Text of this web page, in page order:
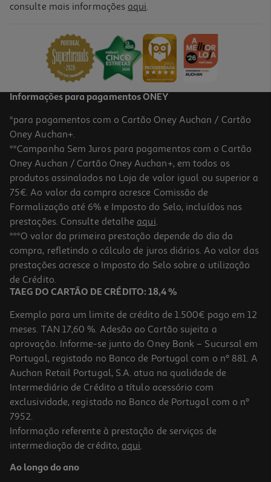
consulte mais informações aqui.
Informações para pagamentos ONEY
*para pagamentos com o Cartão Oney Auchan / Cartão
Oney Auchan+.
**Campanha Sem Juros para pagamentos com o Cartão
Oney Auchan / Cartão Oney Auchan+, em todos os
produtos assinalados na Loja de valor igual ou superior a
75€. Ao valor da compra acresce Comissão de
Formalização até 6% e Imposto do Selo, incluídos nas
prestações. Consulte detalhe aqui.
***O valor da primeira prestação depende do dia da
compra, refletindo o cálculo de juros diários. Ao valor das
prestações acresce o Imposto do Selo sobre a utilização
de Crédito.
TAEG DO CARTÃO DE CRÉDITO: 18,4 %
Exemplo para um limite de crédito de 1.500€ pago em 12
meses. TAN 17,60 %. Adesão ao Cartão sujeita a
aprovação. Informe-se junto do Oney Bank – Sucursal em
Portugal, registado no Banco de Portugal com o nº 881. A
Auchan Retail Portugal, S.A. atua na qualidade de
Intermediário de Crédito a título acessório com
exclusividade, registado no Banco de Portugal com o nº
7952.
Informação referente à prestação de serviços de
intermediação de crédito, aqui.
Ao longo do ano